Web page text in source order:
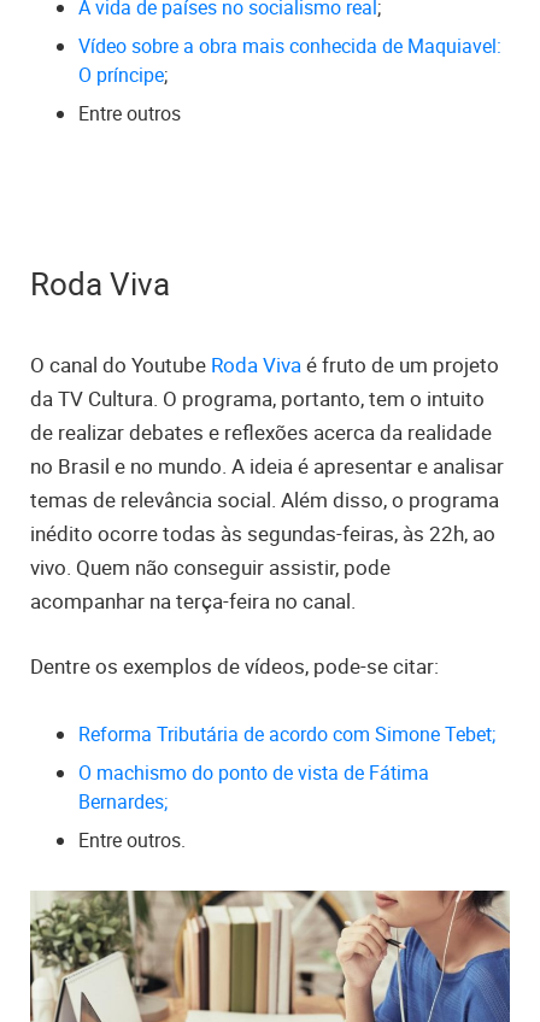
A vida de países no socialismo real ;
Vídeo sobre a obra mais conhecida de Maquiavel:
O príncipe;
Entre outros
Roda Viva
O canal do Youtube Roda Vivaé fruto de um projeto
da TV Cultura. O programa, portanto, tem o intuito
de realizar debates e reflexões acerca da realidade
no Brasil e no mundo. A ideia é apresentar e analisar
temas de relevância social. Além disso, o programa
inédito ocorre todas às segundas-feiras, às 22h, ao
vivo. Quem não conseguir assistir, pode
acompanhar na terça-feira no canal.
Dentre os exemplos de vídeos, pode-se citar:
Reforma Tributária de acordo com Simone Tebet;
O machismo do ponto de vista de Fátima
Bernardes;
Entre outros.